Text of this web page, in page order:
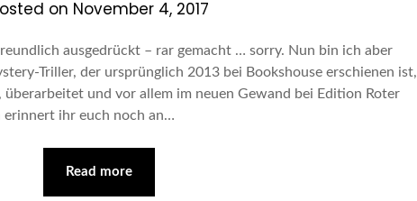
on November 4, 2017
ausgedrückt – rar gemacht … sorry. Nun bin ich aber
Triller, der ursprünglich 2013 bei Bookshouse erschienen ist,
und vor allem im neuen Gewand bei Edition Roter
erinnert ihr euch noch an…
Read more